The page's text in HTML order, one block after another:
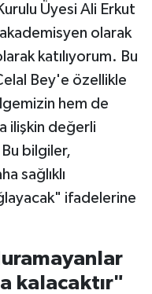
Üyesi Ali Erkut
olarak
katılıyorum. Bu
Bey'e özellikle
hem de
ilişkin değerli
bilgiler,
sağlıklı
ifadelerine
kalacaktır"